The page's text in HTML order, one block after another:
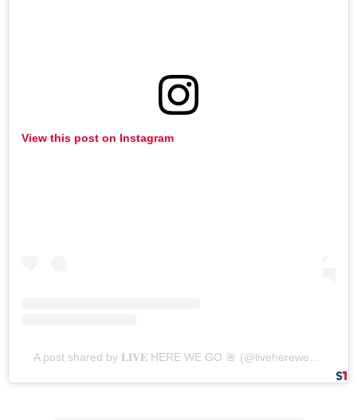
View this post on Instagram
A post shared by 𝐋𝐈𝐕𝐄 HERE WE GO 🚨 (@liveherewego)